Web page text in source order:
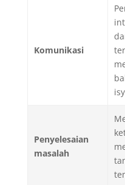
Komunikasi
Penyelesaian
masalah